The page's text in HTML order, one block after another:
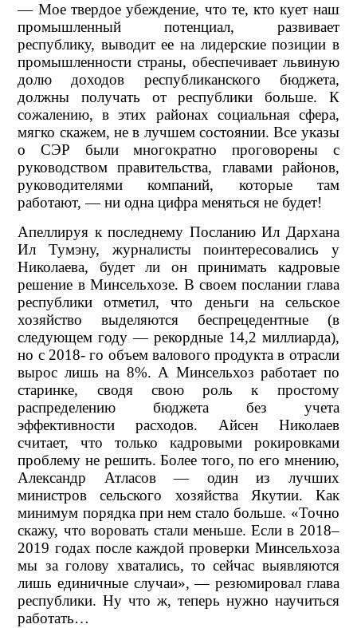
— Мое твердое убеждение, что те, кто кует наш
промышленный потенциал, развивает
республику, выводит ее на лидерские позиции в
промышленности страны, обеспечивает львиную
долю доходов республиканского бюджета,
должны получать от республики больше. К
сожалению, в этих районах социальная сфера,
мягко скажем, не в лучшем состоянии. Все указы
о СЭР были многократно проговорены с
руководством правительства, главами районов,
руководителями компаний, которые там
работают, — ни одна цифра меняться не будет!
Апеллируя к последнему Посланию Ил Дархана
Ил Тумэну, журналисты поинтересовались у
Николаева, будет ли он принимать кадровые
решение в Минсельхозе. В своем послании глава
республики отметил, что деньги на сельское
хозяйство выделяются беспрецедентные (в
следующем году — рекордные 14,2 миллиарда),
но с 2018- го объем валового продукта в отрасли
вырос лишь на 8%. А Минсельхоз работает по
старинке, сводя свою роль к простому
распределению бюджета без учета
эффективности расходов. Айсен Николаев
считает, что только кадровыми рокировками
проблему не решить. Более того, по его мнению,
Александр Атласов — один из лучших
министров сельского хозяйства Якутии. Как
минимум порядка при нем стало больше. «Точно
скажу, что воровать стали меньше. Если в 2018–
2019 годах после каждой проверки Минсельхоза
мы за голову хватались, то сейчас выявляются
лишь единичные случаи», — резюмировал глава
республики. Ну что ж, теперь нужно научиться
работать…